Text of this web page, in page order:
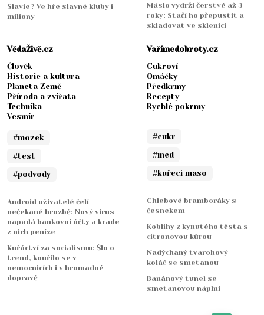
Slavie? Ve hře slavné kluby i
miliony
Máslo vydrží čerstvé až 3
roky: Stačí ho přepustit a
skladovat ve sklenici
VědaŽivě.cz
Člověk
Historie a kultura
Planeta Země
Příroda a zvířata
Technika
Vesmír
#mozek
#test
#podvody
Android uživatelé čelí
nečekané hrozbě: Nový virus
napadá bankovní účty a krade
z nich peníze
Kuřáctví za socialismu: Šlo o
trend, kouřilo se v
nemocnicích i v hromadné
dopravě
Vařímedobroty.cz
Cukroví
Omáčky
Předkrmy
Recepty
Rychlé pokrmy
#cukr
#med
#kuřecí maso
Chlebové bramboráky s
česnekem
Koblihy z kynutého těsta s
citronovou kůrou
Nadýchaný tvarohový
koláč se smetanou
Banánový tunel se
smetanovou náplní